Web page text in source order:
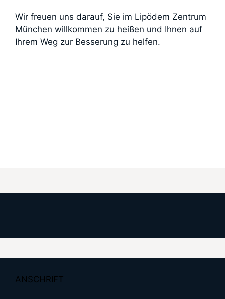
Wir freuen uns darauf, Sie im Lipödem Zentrum
München willkommen zu heißen und Ihnen auf
Ihrem Weg zur Besserung zu helfen.
ANSCHRIFT